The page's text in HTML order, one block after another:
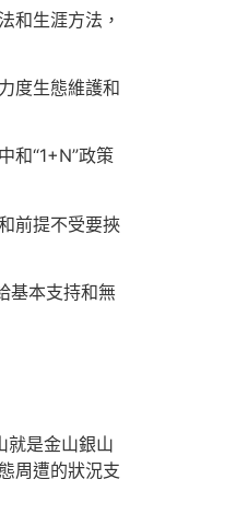
和生涯方法，
度生態維護和
和“1+N”政策
前提不受要挾
基本支持和無
就是金山銀山
周遭的狀況支